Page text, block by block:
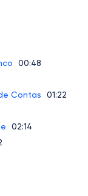
00:48
Contas
01:22
02:14